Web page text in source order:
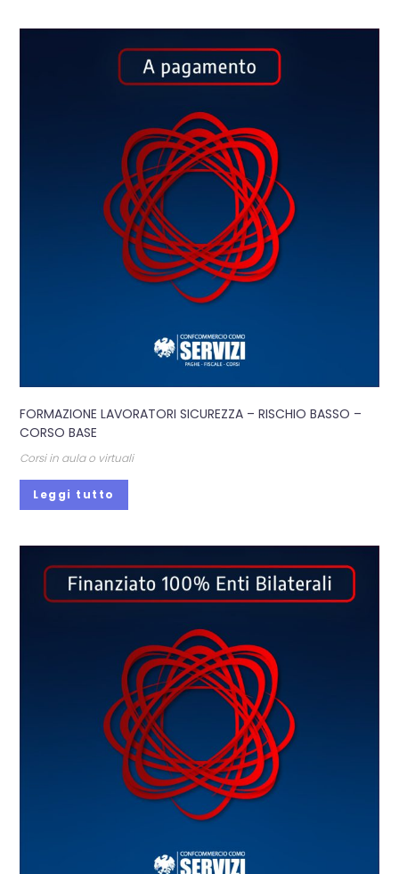
FORMAZIONE LAVORATORI SICUREZZA – RISCHIO BASSO –
CORSO BASE
Corsi in aula o virtuali
Leggi tutto